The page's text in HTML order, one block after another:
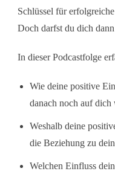
Schlüssel für
Doch darfst du dich
In dieser Podcastfolge
Wie deine positive
danach noch auf dich
Weshalb deine
die Beziehung zu
Welchen Einfluss